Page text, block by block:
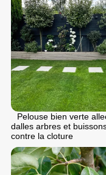
Pelouse bien verte
dalles arbres et
contre la cloture